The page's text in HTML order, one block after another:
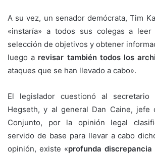
A su vez, un senador demócrata, Tim
«instaría» a todos sus colegas a
selección de objetivos y obtener
luego a revisar también todos los
ataques que se han llevado a cabo».
El legislador cuestionó al secretario
Hegseth, y al general Dan Caine, jefe
Conjunto, por la opinión legal
servido de base para llevar a cabo
opinión, existe «profunda discrepancia